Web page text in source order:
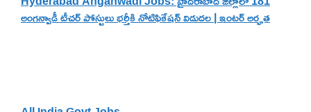
అంగన్వాడీ టీచర్ పోస్టులు భర్తీకి నోటిఫికేషన్ విడుదల | ఇంటర్ అర్హత